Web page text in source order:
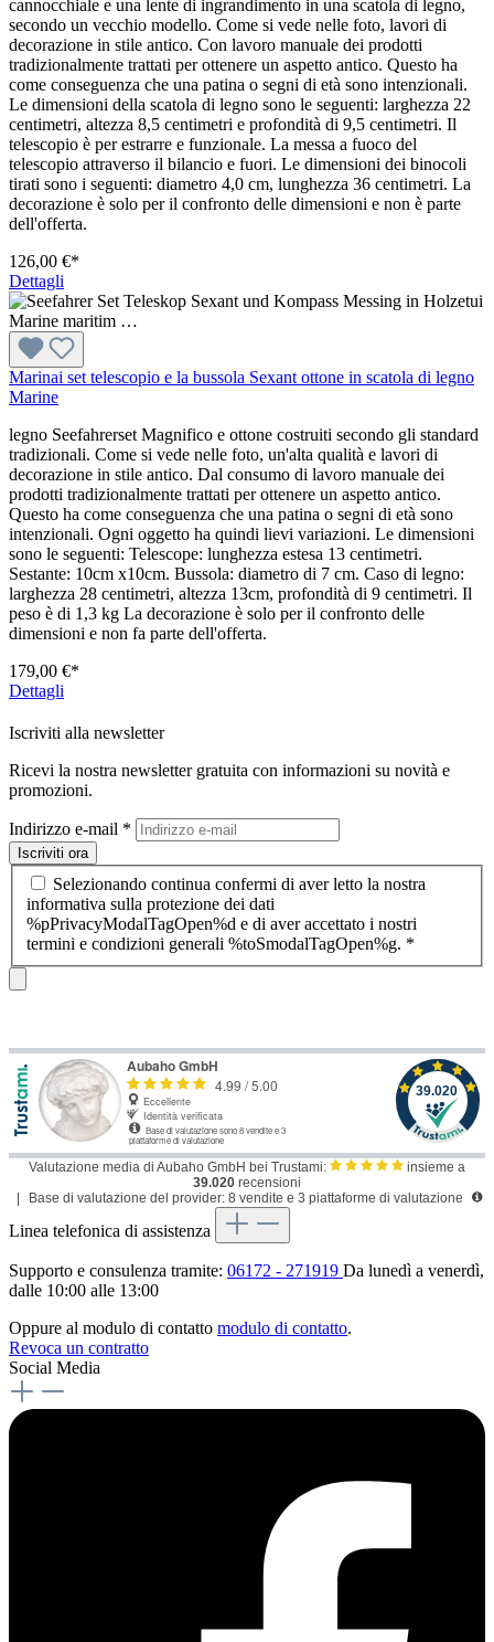
cannocchiale e una lente di ingrandimento in una scatola di legno,
secondo un vecchio modello. Come si vede nelle foto, lavori di
decorazione in stile antico. Con lavoro manuale dei prodotti
tradizionalmente trattati per ottenere un aspetto antico. Questo ha
come conseguenza che una patina o segni di età sono intenzionali.
Le dimensioni della scatola di legno sono le seguenti: larghezza 22
centimetri, altezza 8,5 centimetri e profondità di 9,5 centimetri. Il
telescopio è per estrarre e funzionale. La messa a fuoco del
telescopio attraverso il bilancio e fuori. Le dimensioni dei binocoli
tirati sono i seguenti: diametro 4,0 cm, lunghezza 36 centimetri. La
decorazione è solo per il confronto delle dimensioni e non è parte
dell'offerta.
126,00 €*
Dettagli
Marinai set telescopio e la bussola Sexant ottone in scatola di legno
Marine
legno Seefahrerset Magnifico e ottone costruiti secondo gli standard
tradizionali. Come si vede nelle foto, un'alta qualità e lavori di
decorazione in stile antico. Dal consumo di lavoro manuale dei
prodotti tradizionalmente trattati per ottenere un aspetto antico.
Questo ha come conseguenza che una patina o segni di età sono
intenzionali. Ogni oggetto ha quindi lievi variazioni. Le dimensioni
sono le seguenti: Telescope: lunghezza estesa 13 centimetri.
Sestante: 10cm x10cm. Bussola: diametro di 7 cm. Caso di legno:
larghezza 28 centimetri, altezza 13cm, profondità di 9 centimetri. Il
peso è di 1,3 kg La decorazione è solo per il confronto delle
dimensioni e non fa parte dell'offerta.
179,00 €*
Dettagli
Iscriviti alla newsletter
Ricevi la nostra newsletter gratuita con informazioni su novità e
promozioni.
Indirizzo e-mail *
Iscriviti ora
Selezionando continua confermi di aver letto la nostra
informativa sulla protezione dei dati
%pPrivacyModalTagOpen%d e di aver accettato i nostri
termini e condizioni generali %toSmodalTagOpen%g. *
Valutazione media di Aubaho GmbH bei Trustami:
insieme a
39.020 recensioni
Base di valutazione del provider: 8 vendite e 3 piattaforme di valutazione
Linea telefonica di assistenza
Supporto e consulenza tramite: 06172 - 271919 Da lunedì a venerdì,
dalle 10:00 alle 13:00
Oppure al modulo di contatto modulo di contatto.
Revoca un contratto
Social Media